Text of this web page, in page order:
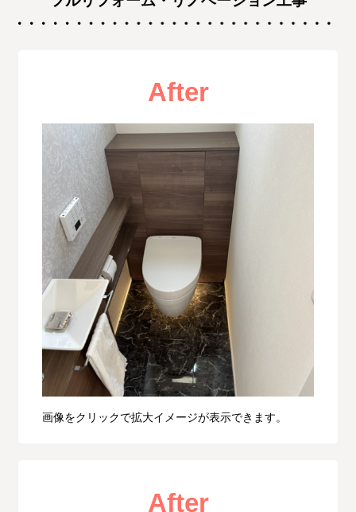
After
画像をクリックで拡大イメージが表示できます。
After